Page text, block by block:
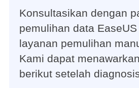
Konsultasikan dengan
pemulihan data
layanan pemulihan
Kami dapat
berikut setelah